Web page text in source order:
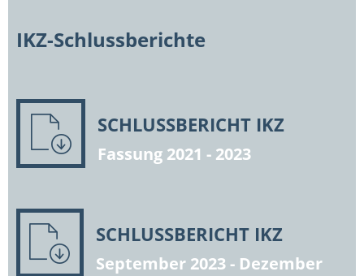
IKZ-Schlussberichte
SCHLUSSBERICHT IKZ
Fassung 2021 - 2023
SCHLUSSBERICHT IKZ
September 2023 - Dezember